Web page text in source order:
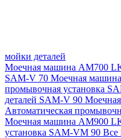
мойки деталей
Моечная машина AM700
SAM-V 70 Моечная
промывочная установка
деталей SAM-V 90
Автоматическая
Моечная машина AM900
установка SAM-VM 90 Все